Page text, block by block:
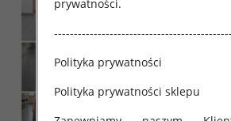
prywatności.
Polityka prywatności
Polityka prywatności sklepu